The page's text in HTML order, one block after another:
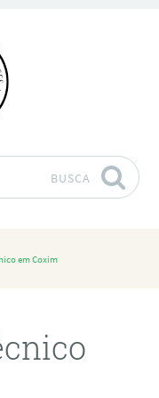
BUSCA
em Coxim